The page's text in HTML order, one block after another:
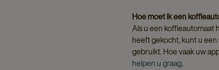
Hoe moet ik een
Als u een koffieautomaat
heeft gekocht, kunt u
gebruikt. Hoe vaak uw
helpen u graag.